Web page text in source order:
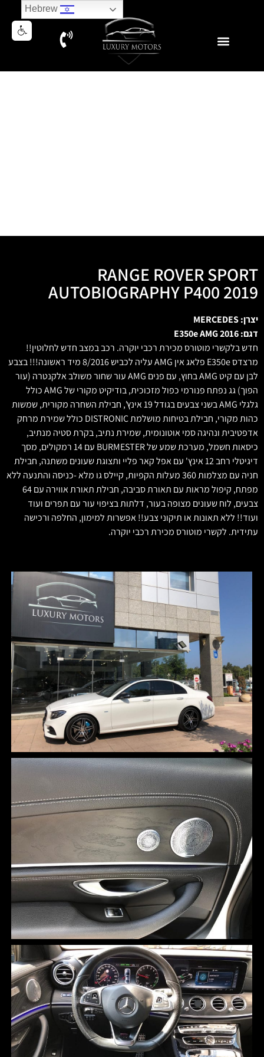
RANGE ROVER SPORT
AUTOBIOGRAPHY P400 2019
יצרן: MERCEDES
דגם: E350e AMG 2016
חדש בלקשרי מוטורס מכירת רכבי יוקרה. רכב במצב חדש לחלוטין!!
מרצדס E350e פלאג אין AMG עליה לכביש 8/2016 מיד ראשונה!!! בצבע
לבן עם קיט AMG בחוץ, עם פנים AMG עור שחור משולב אלקנטרה (עור
הפוך) גג נפתח פנורמי כפול מזכוכית, בודיקיט מקורי של AMG כולל
גלגלי AMG בשני צבעים בגודל 19 אינץ', חבילת השחרה מקורית, שמשות
כהות מקורי, חבילת בטיחות מושלמת DISTRONIC כולל שמירת מרחק
אדפטיבית ונהיגה סמי אוטונומית, שמירת נתיב, בקרת סטיה מנתיב,
כיסאות חשמל, מערכת שמע של BURMESTER עם 14 רמקולים, מסך
דיגיטלי רחב 12 אינץ' עם אפל קאר פליי ותצוגת שעונים משתנה, חבילת
חניה עם מצלמות 360 מעלות הקפיות, קיילס גו מלא -כניסה והתנעה ללא
מפתח, קיפול מראות עם תאורת סביבה, חבילת תאורת אווירה עם 64
צבעים, לוח שעונים מצופה בעור, דלתות בציפוי עור עם תפרים ועוד
ועוד!! ללא תאונות או תיקוני צבע!! אפשרות למימון, החלפה ורכישה
עתידית. לקשרי מוטורס מכירת רכבי יוקרה.
Hebrew